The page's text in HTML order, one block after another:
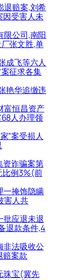
退赔案,刘希
因受害人未
限公司,南阳
张文胜,单
成飞等六人
征求各集
艳华追缴违
富恒昌资产
人办理领
”案受损人
资诈骗案第
比例3%(前
一掩饰隐瞒
害人共
批应退未退
退款条件,4
非法吸收公
赔案款
珠宝(冀先